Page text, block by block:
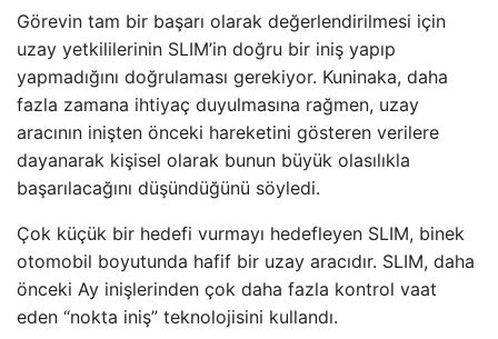
Görevin tam bir başarı olarak değerlendirilmesi için
uzay yetkililerinin SLIM’in doğru bir iniş yapıp
yapmadığını doğrulaması gerekiyor. Kuninaka, daha
fazla zamana ihtiyaç duyulmasına rağmen, uzay
aracının inişten önceki hareketini gösteren verilere
dayanarak kişisel olarak bunun büyük olasılıkla
başarılacağını düşündüğünü söyledi.
Çok küçük bir hedefi vurmayı hedefleyen SLIM, binek
otomobil boyutunda hafif bir uzay aracıdır. SLIM, daha
önceki Ay inişlerinden çok daha fazla kontrol vaat
eden “nokta iniş” teknolojisini kullandı.